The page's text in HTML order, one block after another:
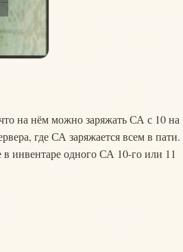
на нём можно заряжать СА с 10 на
где СА заряжается всем в пати.
в инвентаре одного СА 10-го или 11